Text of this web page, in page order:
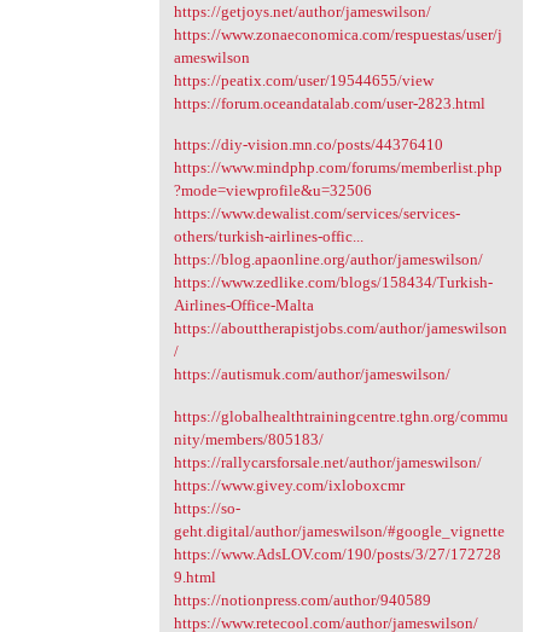
https://getjoys.net/author/jameswilson/
https://www.zonaeconomica.com/respuestas/user/j
ameswilson
https://peatix.com/user/19544655/view
https://forum.oceandatalab.com/user-2823.html
https://diy-vision.mn.co/posts/44376410
https://www.mindphp.com/forums/memberlist.php
?mode=viewprofile&u=32506
https://www.dewalist.com/services/services-
others/turkish-airlines-offic...
https://blog.apaonline.org/author/jameswilson/
https://www.zedlike.com/blogs/158434/Turkish-
Airlines-Office-Malta
https://abouttherapistjobs.com/author/jameswilson
/
https://autismuk.com/author/jameswilson/
https://globalhealthtrainingcentre.tghn.org/commu
nity/members/805183/
https://rallycarsforsale.net/author/jameswilson/
https://www.givey.com/ixloboxcmr
https://so-
geht.digital/author/jameswilson/#google_vignette
https://www.AdsLOV.com/190/posts/3/27/172728
9.html
https://notionpress.com/author/940589
https://www.retecool.com/author/jameswilson/